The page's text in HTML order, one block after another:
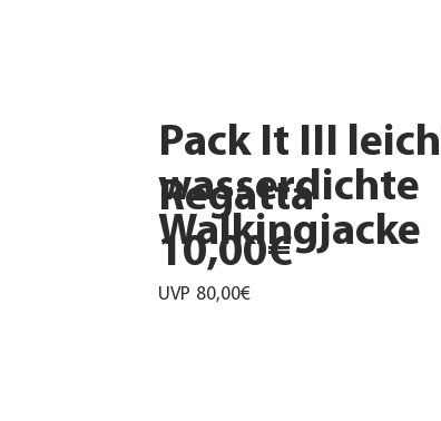
Pack It III
wasserdichte
Walkingjacke
Regatta
10,00€
UVP 80,00€